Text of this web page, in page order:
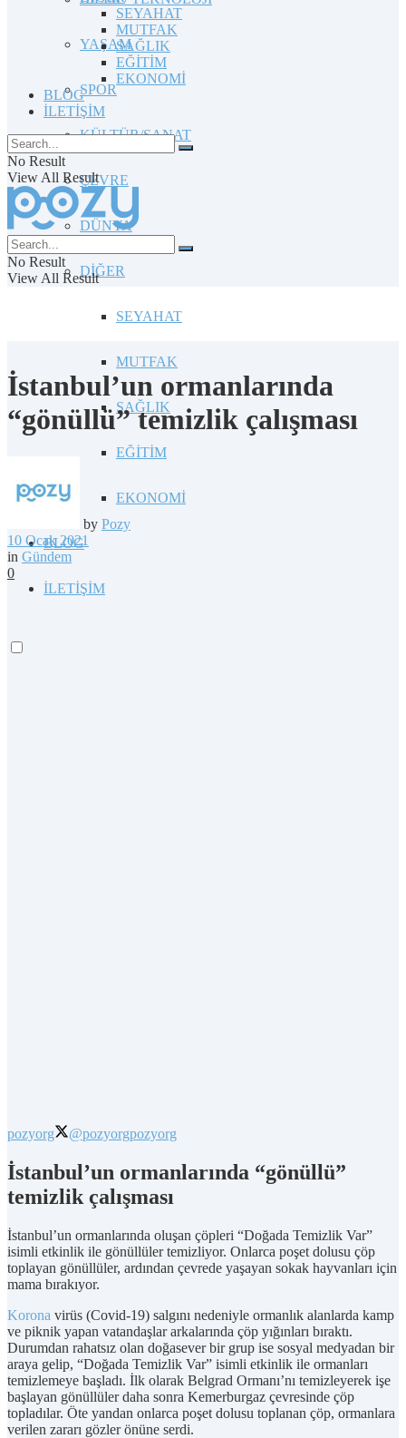
YAŞAM
SPOR
KÜLTÜR/SANAT
ÇEVRE
DÜNYA
DİĞER
SEYAHAT
MUTFAK
SAĞLIK
EĞİTİM
EKONOMİ
BLOG
İLETİŞİM
SEYAHAT
MUTFAK
SAĞLIK
EĞİTİM
EKONOMİ
BLOG
İLETİŞİM
No Result
View All Result
No Result
View All Result
İstanbul’un ormanlarında
“gönüllü” temizlik çalışması
by Pozy
10 Ocak 2021
in Gündem
0
pozyorg @pozyorgpozyorg
İstanbul’un ormanlarında “gönüllü”
temizlik çalışması
İstanbul’un ormanlarında oluşan çöpleri “Doğada Temizlik Var”
isimli etkinlik ile gönüllüler temizliyor. Onlarca poşet dolusu çöp
toplayan gönüllüler, ardından çevrede yaşayan sokak hayvanları için
mama bırakıyor.
Korona virüs (Covid-19) salgını nedeniyle ormanlık alanlarda kamp
ve piknik yapan vatandaşlar arkalarında çöp yığınları bıraktı.
Durumdan rahatsız olan doğasever bir grup ise sosyal medyadan bir
araya gelip, “Doğada Temizlik Var” isimli etkinlik ile ormanları
temizlemeye başladı. İlk olarak Belgrad Ormanı’nı temizleyerek işe
başlayan gönüllüler daha sonra Kemerburgaz çevresinde çöp
topladılar. Öte yandan onlarca poşet dolusu toplanan çöp, ormanlara
verilen zararı gözler önüne serdi.